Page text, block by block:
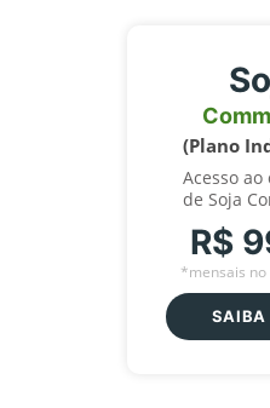
(Plano
Acesso
de Soja
R$
*mensais no
SAIBA